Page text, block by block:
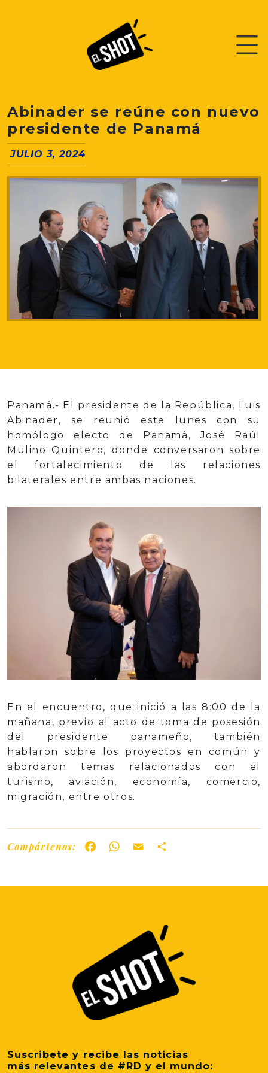
Abinader se reúne con nuevo
presidente de Panamá
JULIO 3, 2024
Panamá.- El presidente de la República, Luis
Abinader, se reunió este lunes con su
homólogo electo de Panamá, José Raúl
Mulino Quintero, donde conversaron sobre
el fortalecimiento de las relaciones
bilaterales entre ambas naciones.
En el encuentro, que inició a las 8:00 de la
mañana, previo al acto de toma de posesión
del presidente panameño, también
hablaron sobre los proyectos en común y
abordaron temas relacionados con el
turismo, aviación, economía, comercio,
migración, entre otros.
Compártenos: FacebookWhatsApp
Email
Suscribete y recibe las noticias
más relevantes de #RD y el mundo: